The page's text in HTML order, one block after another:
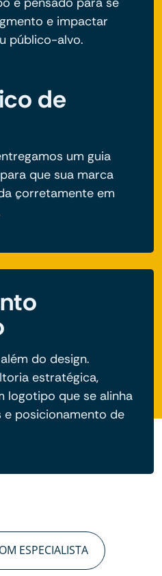
e impactar
público-alvo.
de
um guia
que sua marca
corretamente em
do design.
estratégica,
logotipo que se alinha
posicionamento de
ESPECIALISTA